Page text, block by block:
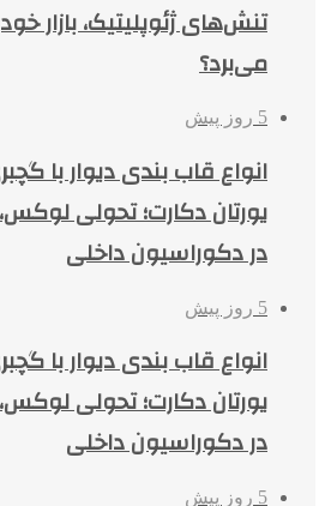
تنش‌های ژئوپلیتیک، بازار
می‌برد؟
5 روز پیش
انواع قاب بندی دیوار با
یورتان دکارت؛ تحولی
در دکوراسیون داخلی
5 روز پیش
انواع قاب بندی دیوار با
یورتان دکارت؛ تحولی
در دکوراسیون داخلی
5 روز پیش